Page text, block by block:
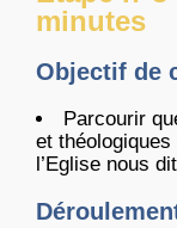
minutes
Objectif de
Parcourir
et
l’Eglise nous